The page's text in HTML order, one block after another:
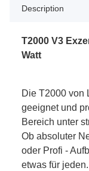
Description
T2000 V3
Watt
Die T2000 von
geeignet und
Bereich unter
Ob absoluter
oder Profi -
etwas für jeden.